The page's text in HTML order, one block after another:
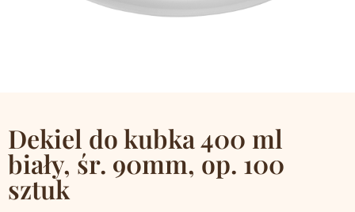
Dekiel do kubka 400 ml
biały, śr. 90mm, op. 100
sztuk